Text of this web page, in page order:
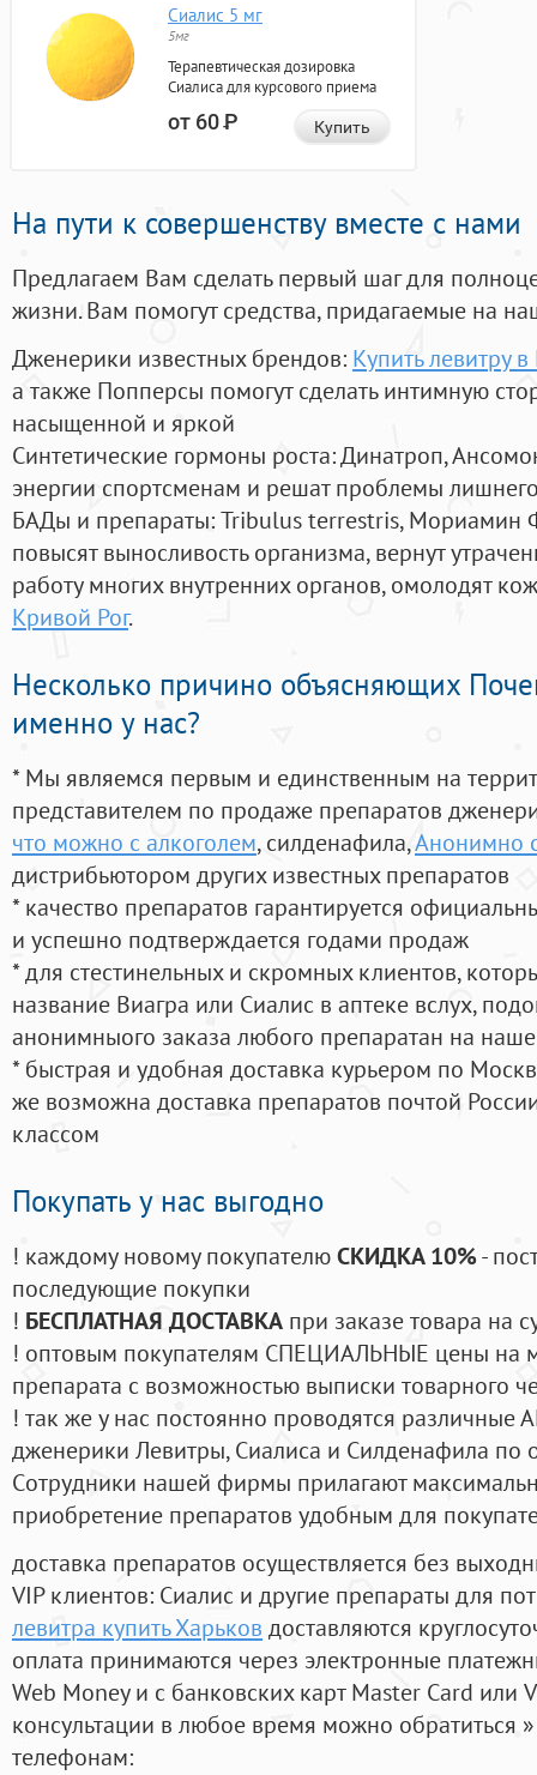
Сиалис 5 мг
5мг
Терапевтическая дозировка
Сиалиса для курсового приема
от 60Р Купить
На пути к совершенству вместе с нами
Предлагаем Вам сделать первый шаг для
жизни. Вам помогут средства, придагаемые на
Дженерики известных брендов: Купить левитру
а также Попперсы помогут сделать интимную
насыщенной и яркой
Синтетические гормоны роста: Динатроп,
энергии спортсменам и решат проблемы
БАДы и препараты:Tribulus terrestris, Мориамин
повысят выносливость организма, вернут
работу многих внутренних органов, омолодят
Кривой Рог.
Несколько причино объясняющих
именно у нас?
* Мы являемся первым и единственным на
представителем по продаже препаратов
что можно с алкоголем, силденафила,Анонимно
дистрибьютором других известных препаратов
* качество препаратов гарантируется
и успешно подтверждается годами продаж
* для стестинельных и скромных клиентов,
название Виагра или Сиалис в аптеке вслух,
анонимныого заказа любого препаратан на
* быстрая и удобная доставка курьером по
же возможна доставка препаратов почтой
классом
Покупать у нас выгодно
! каждому новому покупателюСКИДКА 10%-
последующие покупки
! БЕСПЛАТНАЯ ДОСТАВКА при заказе товара на
! оптовым покупателям СПЕЦИАЛЬНЫЕ цены на
препарата с возможностью выписки товарного
! так же у нас постоянно проводятся
дженерики Левитры, Сиалиса и Силденафила по
Cотрудники нашей фирмы прилагают
приобретение препаратов удобным для
доставка препаратов осуществляется без
VIP клиентов: Сиалис и другие препараты для
левитра купить Харьков доставляются
оплата принимаются через электронные
Web Money и с банковских карт Master Card или
консультации в любое время можно обратиться
телефонам: